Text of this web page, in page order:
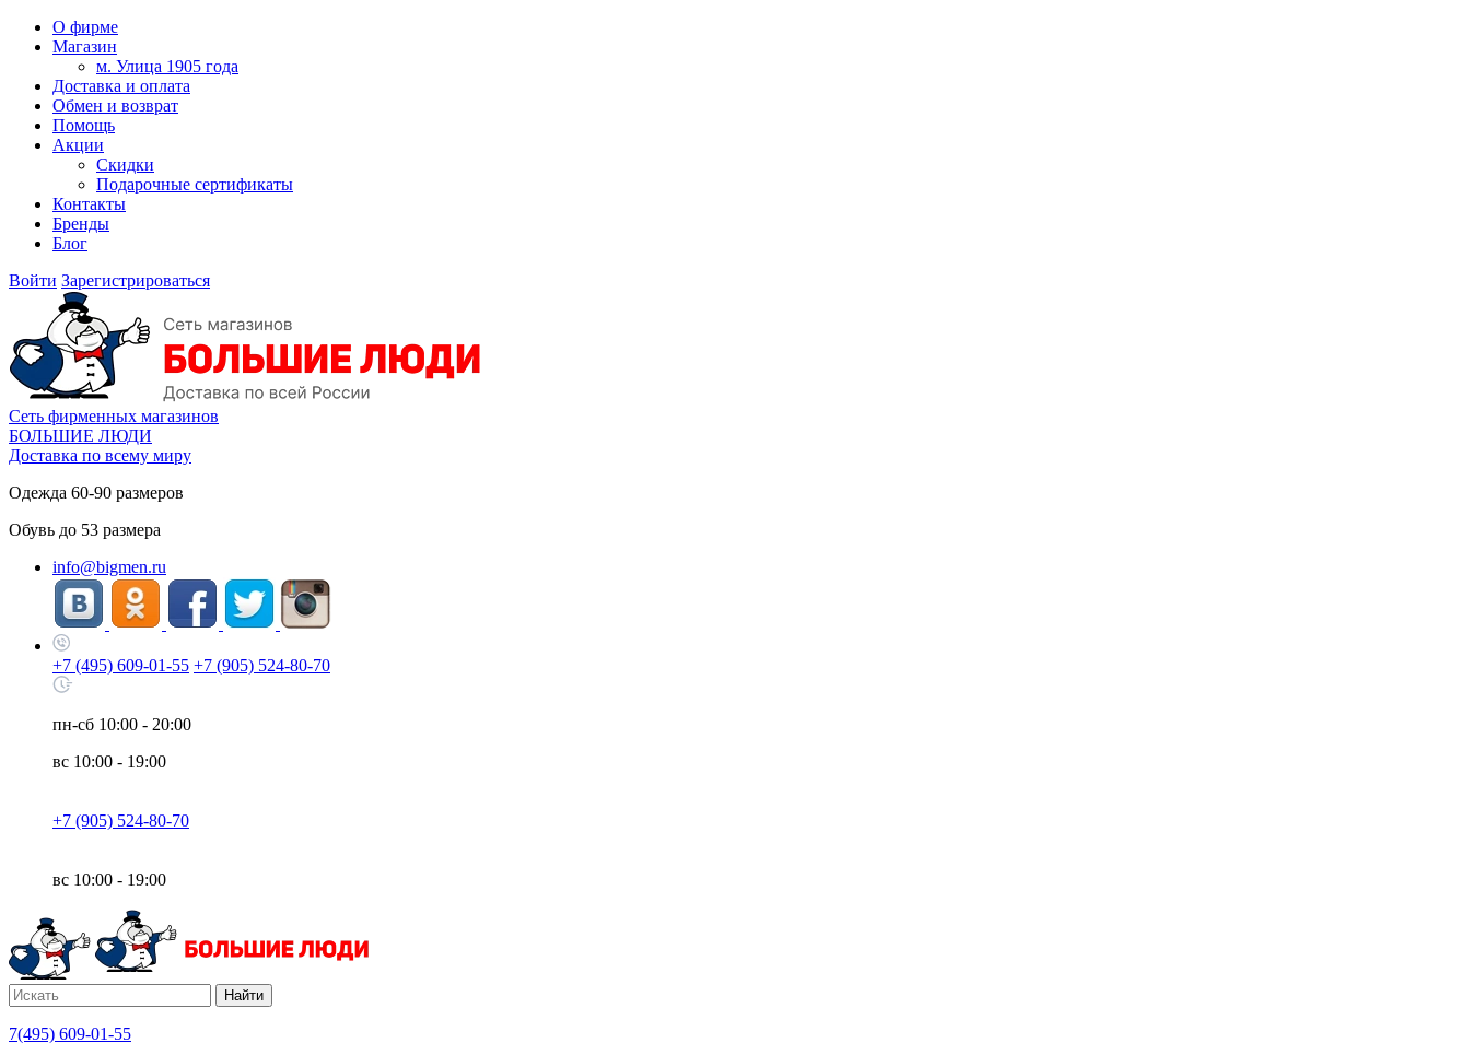
О фирме
Магазин
м. Улица 1905 года
Доставка и оплата
Обмен и возврат
Помощь
Акции
Скидки
Подарочные сертификаты
Контакты
Бренды
Блог
Войти Зарегистрироваться
Сеть фирменных магазинов
БОЛЬШИЕ ЛЮДИ
Доставка по всему миру
Одежда 60-90 размеров
Обувь до 53 размера
info@bigmen.ru
+7 (495) 609-01-55 +7 (905) 524-80-70
пн-сб 10:00 - 20:00
вс 10:00 - 19:00
+7 (905) 524-80-70
вс 10:00 - 19:00
Найти
7(495) 609-01-55